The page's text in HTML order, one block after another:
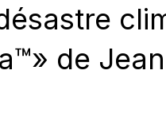
de